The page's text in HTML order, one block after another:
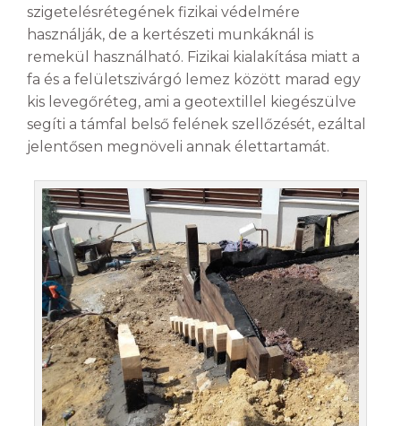
szigetelésrétegének fizikai védelmére
használják, de a kertészeti munkáknál is
remekül használható. Fizikai kialakítása miatt a
fa és a felületszivárgó lemez között marad egy
kis levegőréteg, ami a geotextillel kiegészülve
segíti a támfal belső felének szellőzését, ezáltal
jelentősen megnöveli annak élettartamát.